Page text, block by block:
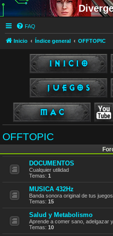
FAQ
Inicio Índice general OFFTOPIC
OFFTOPIC
DOCUMENTOS
Cualquier utilidad
Temas: 1
MUSICA 432Hz
Banda sonora original de tus
Temas: 15
Salud y Metabolismo
Aprende a comer sano, adelgazar
Temas: 10